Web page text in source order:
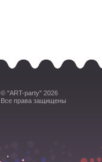
© "ART-party" 2026
Все права защищены